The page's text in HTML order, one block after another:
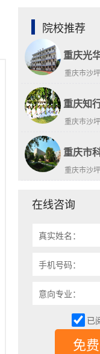
院校推荐
重庆光
重庆市沙
重庆知
重庆市沙
重庆市
重庆市沙
在线咨询
真实姓名：
手机号码：
意向专业：
已
免